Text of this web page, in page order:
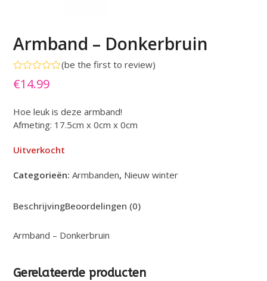
Armband – Donkerbruin
Gewaardeerd
0
(be the first to review)
€14.99
Hoe leuk is deze armband!
Afmeting: 17.5cm x 0cm x 0cm
Uitverkocht
Categorieën:Armbanden, Nieuw winter
BeschrijvingBeoordelingen (0)
Armband – Donkerbruin
Gerelateerde producten